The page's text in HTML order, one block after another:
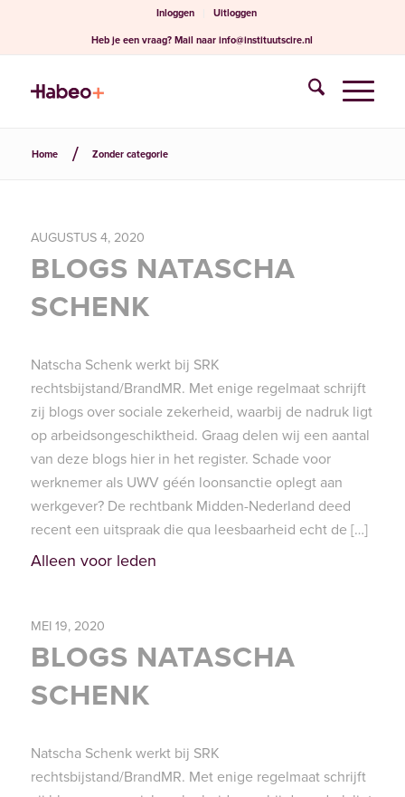
Inloggen Uitloggen
Heb je een vraag? Mail naarinfo@instituutscire.nl
Home Zonder categorie
AUGUSTUS 4, 2020
BLOGS NATASCHA
SCHENK
Natscha Schenk werkt bij SRK
rechtsbijstand/BrandMR. Met enige regelmaat schrijft
zij blogs over sociale zekerheid, waarbij de nadruk ligt
op arbeidsongeschiktheid. Graag delen wij een aantal
van deze blogs hier in het register. Schade voor
werknemer als UWV géén loonsanctie oplegt aan
werkgever? De rechtbank Midden-Nederland deed
recent een uitspraak die qua leesbaarheid echt de […]
Alleen voor leden
MEI 19, 2020
BLOGS NATASCHA
SCHENK
Natscha Schenk werkt bij SRK
rechtsbijstand/BrandMR. Met enige regelmaat schrijft